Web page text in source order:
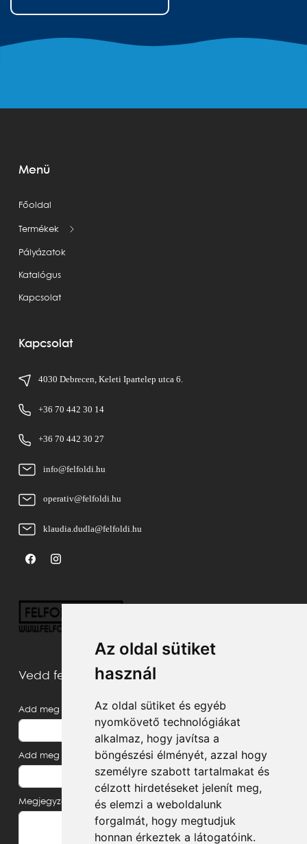
Az oldal sütiket
használ
Az oldal sütiket és egyéb
nyomkövető technológiákat
alkalmaz, hogy javítsa a
böngészési élményét, azzal hogy
személyre szabott tartalmakat és
célzott hirdetéseket jelenít meg,
és elemzi a weboldalunk
forgalmát, hogy megtudjuk
honnan érkeztek a látogatóink.
Menü
Főoldal
Termékek
Pályázatok
Katalógus
Kapcsolat
Kapcsolat
4030 Debrecen, Keleti Ipartelep utca 6.
+36 70 442 30 14
+36 70 442 30 27
info@felfoldi.hu
operativ@felfoldi.hu
klaudia.dudla@felfoldi.hu
Vedd fel velünk a kapcsolatot
Add meg a neved
Add meg az e-mail címed
Megjegyzés, üzenet